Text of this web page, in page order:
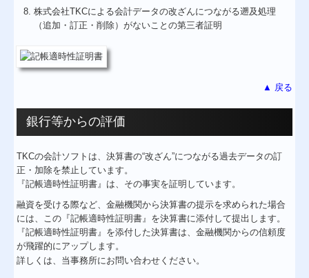
株式会社TKCによる会計データの改ざんにつながる遡及処理
（追加・訂正・削除）がないことの第三者証明
▲ 戻る
銀行等からの評価
TKCの会計ソフトは、決算書の“改ざん”につながる過去データの訂
正・加除を禁止しています。
『記帳適時性証明書』は、その事実を証明しています。
融資を受ける際など、金融機関から決算書の提示を求められた場合
には、この『記帳適時性証明書』を決算書に添付して提出します。
『記帳適時性証明書』を添付した決算書は、金融機関からの信頼度
が飛躍的にアップします。
詳しくは、当事務所にお問い合わせください。